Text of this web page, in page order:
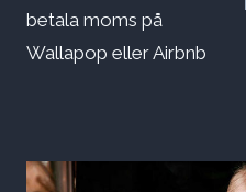
betala moms på
Wallapop eller Airbnb